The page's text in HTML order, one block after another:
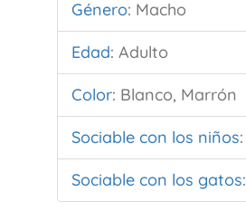
Género: Macho
Edad: Adulto
Color: Blanco, Marrón
Sociable con los niños:
Sociable con los gatos: